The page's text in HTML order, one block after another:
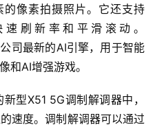
像素拍摄照片。它还支持
刷新率和平滑滚动。
司最新的AI引擎，用于智能
和AI增强游戏。
型X51 5G调制解调器中，
速度。调制解调器可以通过